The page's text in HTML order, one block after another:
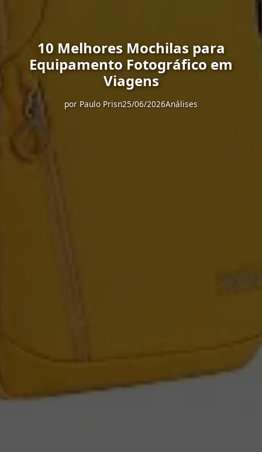
10 Melhores Mochilas para
Equipamento Fotográfico em
Viagens
por Paulo Prisn25/06/2026Análises